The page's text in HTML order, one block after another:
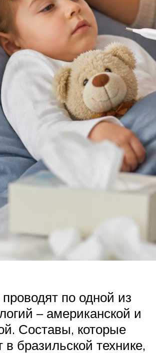
по одной из
– американской и
Составы, которые
бразильской технике,